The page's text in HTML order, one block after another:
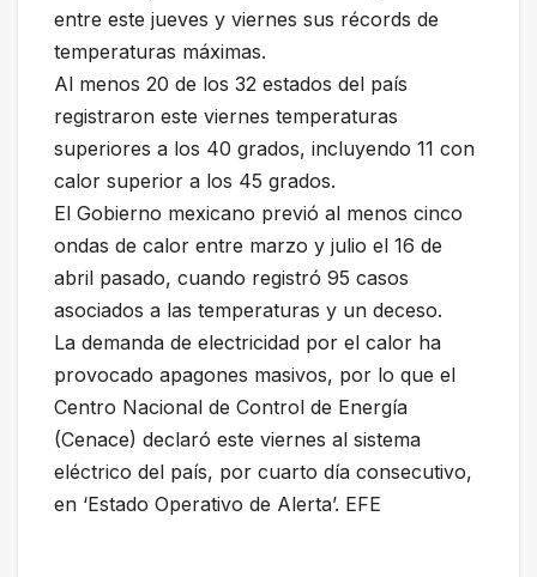
entre este jueves y viernes sus récords de
temperaturas máximas.
Al menos 20 de los 32 estados del país
registraron este viernes temperaturas
superiores a los 40 grados, incluyendo 11 con
calor superior a los 45 grados.
El Gobierno mexicano previó al menos cinco
ondas de calor entre marzo y julio el 16 de
abril pasado, cuando registró 95 casos
asociados a las temperaturas y un deceso.
La demanda de electricidad por el calor ha
provocado apagones masivos, por lo que el
Centro Nacional de Control de Energía
(Cenace) declaró este viernes al sistema
eléctrico del país, por cuarto día consecutivo,
en ‘Estado Operativo de Alerta’. EFE